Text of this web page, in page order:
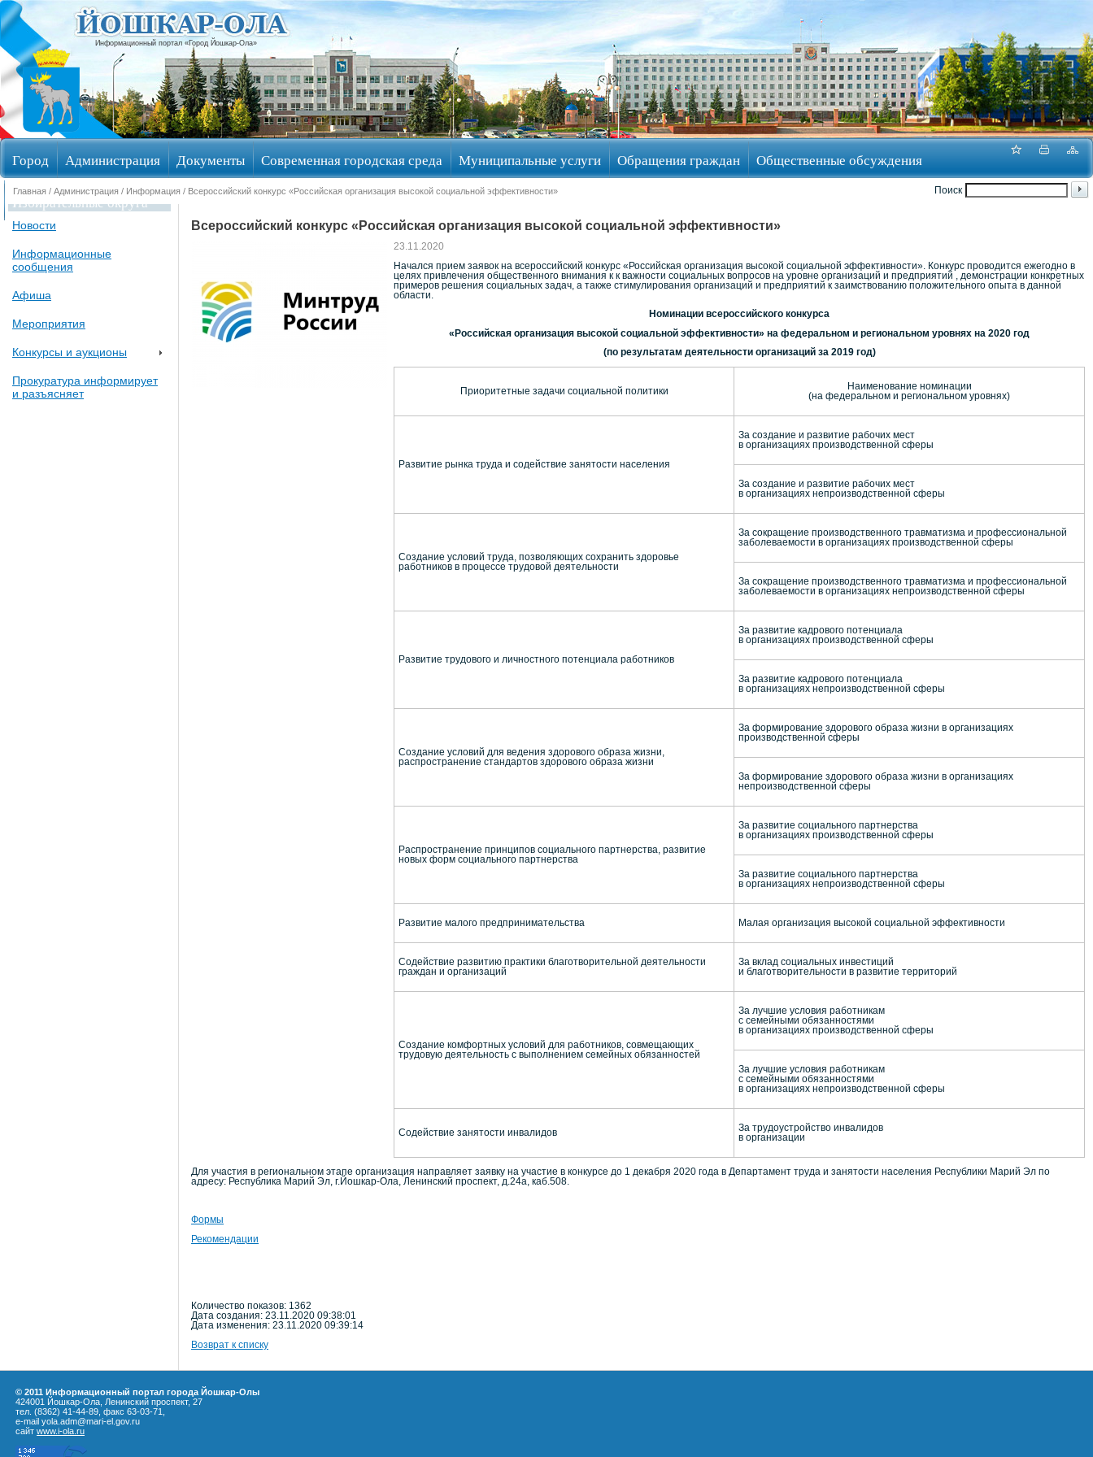
Информационный портал «Город Йошкар-Ола»
Город Администрация Документы Современная городская среда Муниципальные услуги Обращения граждан Общественные обсуждения
Избирательные округа
Поиск
Главная / Администрация / Информация / Всероссийский конкурс «Российская организация высокой социальной эффективности»
Новости
Информационные
сообщения
Афиша
Мероприятия
Конкурсы и аукционы
Прокуратура информирует
и разъясняет
Всероссийский конкурс «Российская организация высокой социальной эффективности»
23.11.2020
Начался прием заявок на всероссийский конкурс «Российская организация высокой социальной эффективности». Конкурс проводится ежегодно в
целях привлечения общественного внимания к к важности социальных вопросов на уровне организаций и предприятий , демонстрации конкретных
примеров решения социальных задач, а также стимулирования организаций и предприятий к заимствованию положительного опыта в данной
области.
Номинации всероссийского конкурса
«Российская организация высокой социальной эффективности» на федеральном и региональном уровнях на 2020 год
(по результатам деятельности организаций за 2019 год)
Приоритетные задачи социальной политики
Наименование номинации
(на федеральном и региональном уровнях)
Развитие рынка труда и содействие занятости населения
За создание и развитие рабочих мест
в организациях производственной сферы
За создание и развитие рабочих мест
в организациях непроизводственной сферы
Создание условий труда, позволяющих сохранить здоровье
работников в процессе трудовой деятельности
За сокращение производственного травматизма и профессиональной
заболеваемости в организациях производственной сферы
За сокращение производственного травматизма и профессиональной
заболеваемости в организациях непроизводственной сферы
Развитие трудового и личностного потенциала работников
За развитие кадрового потенциала
в организациях производственной сферы
За развитие кадрового потенциала
в организациях непроизводственной сферы
Создание условий для ведения здорового образа жизни,
распространение стандартов здорового образа жизни
За формирование здорового образа жизни в организациях
производственной сферы
За формирование здорового образа жизни в организациях
непроизводственной сферы
Распространение принципов социального партнерства, развитие
новых форм социального партнерства
За развитие социального партнерства
в организациях производственной сферы
За развитие социального партнерства
в организациях непроизводственной сферы
Развитие малого предпринимательства Малая организация высокой социальной эффективности
Содействие развитию практики благотворительной деятельности
граждан и организаций
За вклад социальных инвестиций
и благотворительности в развитие территорий
Создание комфортных условий для работников, совмещающих
трудовую деятельность с выполнением семейных обязанностей
За лучшие условия работникам
с семейными обязанностями
в организациях производственной сферы
За лучшие условия работникам
с семейными обязанностями
в организациях непроизводственной сферы
Содействие занятости инвалидов
За трудоустройство инвалидов
в организации
Для участия в региональном этапе организация направляет заявку на участие в конкурсе до 1 декабря 2020 года в Департамент труда и занятости населения Республики Марий Эл по
адресу: Республика Марий Эл, г.Йошкар-Ола, Ленинский проспект, д.24а, каб.508.
Формы
Рекомендации
Количество показов: 1362
Дата создания: 23.11.2020 09:38:01
Дата изменения: 23.11.2020 09:39:14
Возврат к списку
© 2011 Информационный портал города Йошкар-Олы
424001 Йошкар-Ола, Ленинский проспект, 27
тел. (8362) 41-44-89, факс 63-03-71,
e-mail yola.adm@mari-el.gov.ru
сайт www.i-ola.ru